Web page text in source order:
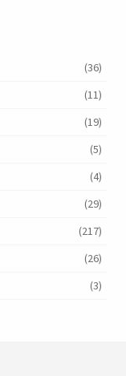
(36)
(11)
(19)
(5)
(4)
(29)
(217)
(26)
(3)